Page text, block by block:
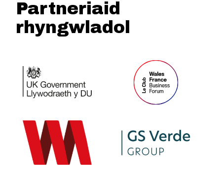
Partneriaid
rhyngwladol